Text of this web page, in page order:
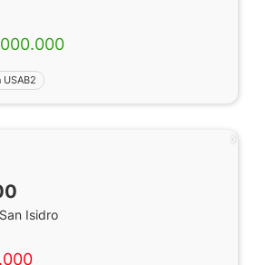
Isidro